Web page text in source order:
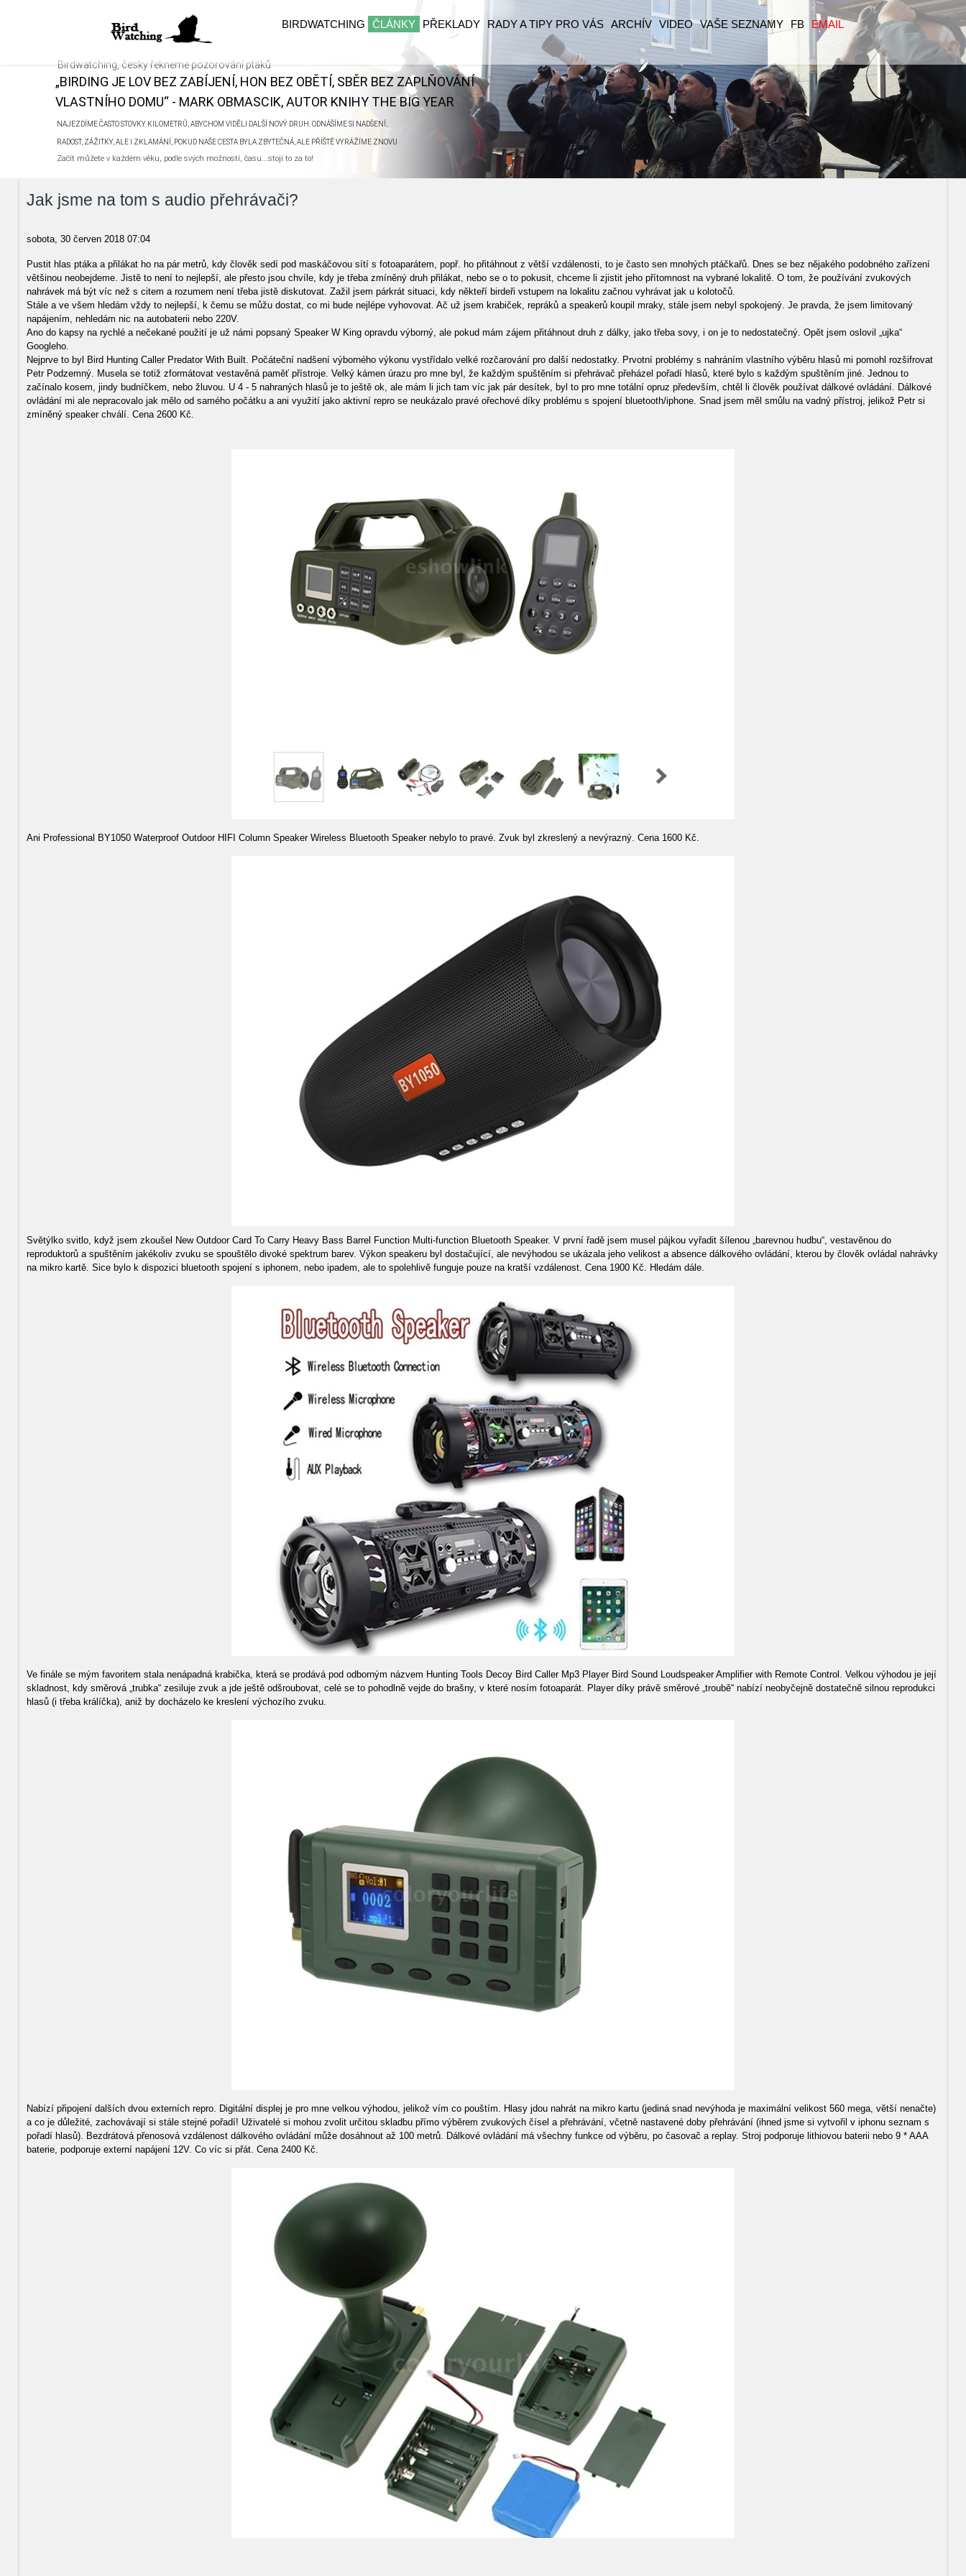
BIRDWATCHING ČLÁNKY PŘEKLADY RADY A TIPY PRO VÁS ARCHÍV VIDEO VAŠE SEZNAMY FB EMAIL
Birdwatching, česky řekneme pozorování ptáků
„BIRDING JE LOV BEZ ZABÍJENÍ, HON BEZ OBĚTÍ, SBĚR BEZ ZAPLŇOVÁNÍ
VLASTNÍHO DOMU“ - MARK OBMASCIK, AUTOR KNIHY THE BIG YEAR
NAJEZDÍME ČASTO STOVKY KILOMETRŮ, ABYCHOM VIDĚLI DALŠÍ NOVÝ DRUH. ODNÁŠÍME SI NADŠENÍ,
RADOST, ZÁŽITKY, ALE I ZKLAMÁNÍ, POKUD NAŠE CESTA BYLA ZBYTEČNÁ, ALE PŘÍŠTĚ VYRÁŽÍME ZNOVU
Začít můžete v každém věku, podle svých možností, času...stojí to za to!
Jak jsme na tom s audio přehrávači?
sobota, 30 červen 2018 07:04
Pustit hlas ptáka a přilákat ho na pár metrů, kdy člověk sedí pod maskáčovou sítí s fotoaparátem, popř. ho přitáhnout z větší vzdálenosti, to je často sen mnohých ptáčkařů. Dnes se bez nějakého podobného zařízení
většinou neobejdeme. Jistě to není to nejlepší, ale přesto jsou chvíle, kdy je třeba zmíněný druh přilákat, nebo se o to pokusit, chceme li zjistit jeho přítomnost na vybrané lokalitě. O tom, že používání zvukových
nahrávek má být víc než s citem a rozumem není třeba jistě diskutovat. Zažil jsem párkrát situaci, kdy někteří birdeři vstupem na lokalitu začnou vyhrávat jak u kolotočů.
Stále a ve všem hledám vždy to nejlepší, k čemu se můžu dostat, co mi bude nejlépe vyhovovat. Ač už jsem krabiček, repráků a speakerů koupil mraky, stále jsem nebyl spokojený. Je pravda, že jsem limitovaný
napájením, nehledám nic na autobaterii nebo 220V.
Ano do kapsy na rychlé a nečekané použití je už námi popsaný Speaker W King opravdu výborný, ale pokud mám zájem přitáhnout druh z dálky, jako třeba sovy, i on je to nedostatečný. Opět jsem oslovil „ujka“
Googleho.
Nejprve to byl Bird Hunting Caller Predator With Built. Počáteční nadšení výborného výkonu vystřídalo velké rozčarování pro další nedostatky. Prvotní problémy s nahráním vlastního výběru hlasů mi pomohl rozšifrovat
Petr Podzemný. Musela se totiž zformátovat vestavěná paměť přístroje. Velký kámen úrazu pro mne byl, že každým spuštěním si přehrávač přeházel pořadí hlasů, které bylo s každým spuštěním jiné. Jednou to
začínalo kosem, jindy budníčkem, nebo žluvou. U 4 - 5 nahraných hlasů je to ještě ok, ale mám li jich tam víc jak pár desítek, byl to pro mne totální opruz především, chtěl li člověk používat dálkové ovládání. Dálkové
ovládání mi ale nepracovalo jak mělo od samého počátku a ani využití jako aktivní repro se neukázalo pravé ořechové díky problému s spojení bluetooth/iphone. Snad jsem měl smůlu na vadný přístroj, jelikož Petr si
zmíněný speaker chválí. Cena 2600 Kč.
Ani Professional BY1050 Waterproof Outdoor HIFI Column Speaker Wireless Bluetooth Speaker nebylo to pravé. Zvuk byl zkreslený a nevýrazný. Cena 1600 Kč.
Světýlko svitlo, když jsem zkoušel New Outdoor Card To Carry Heavy Bass Barrel Function Multi-function Bluetooth Speaker. V první řadě jsem musel pájkou vyřadit šílenou „barevnou hudbu“, vestavěnou do
reproduktorů a spuštěním jakékoliv zvuku se spouštělo divoké spektrum barev. Výkon speakeru byl dostačující, ale nevýhodou se ukázala jeho velikost a absence dálkového ovládání, kterou by člověk ovládal nahrávky
na mikro kartě. Sice bylo k dispozici bluetooth spojení s iphonem, nebo ipadem, ale to spolehlivě funguje pouze na kratší vzdálenost. Cena 1900 Kč. Hledám dále.
Ve finále se mým favoritem stala nenápadná krabička, která se prodává pod odborným názvem Hunting Tools Decoy Bird Caller Mp3 Player Bird Sound Loudspeaker Amplifier with Remote Control. Velkou výhodou je její
skladnost, kdy směrová „trubka“ zesiluje zvuk a jde ještě odšroubovat, celé se to pohodlně vejde do brašny, v které nosím fotoaparát. Player díky právě směrové „troubě“ nabízí neobyčejně dostatečně silnou reprodukci
hlasů (i třeba králíčka), aniž by docházelo ke kreslení výchozího zvuku.
Nabízí připojení dalších dvou externích repro. Digitální displej je pro mne velkou výhodou, jelikož vím co pouštím. Hlasy jdou nahrát na mikro kartu (jediná snad nevýhoda je maximální velikost 560 mega, větší nenačte)
a co je důležité, zachovávají si stále stejné pořadí! Uživatelé si mohou zvolit určitou skladbu přímo výběrem zvukových čísel a přehrávání, včetně nastavené doby přehrávání (ihned jsme si vytvořil v iphonu seznam s
pořadí hlasů). Bezdrátová přenosová vzdálenost dálkového ovládání může dosáhnout až 100 metrů. Dálkové ovládání má všechny funkce od výběru, po časovač a replay. Stroj podporuje lithiovou baterii nebo 9 * AAA
baterie, podporuje externí napájení 12V. Co víc si přát. Cena 2400 Kč.